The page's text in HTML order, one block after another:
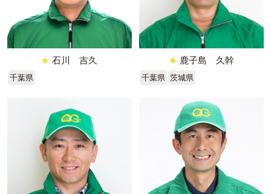
★ 石川 吉久
千葉県
★ 鹿子島 久幹
千葉県 茨城県